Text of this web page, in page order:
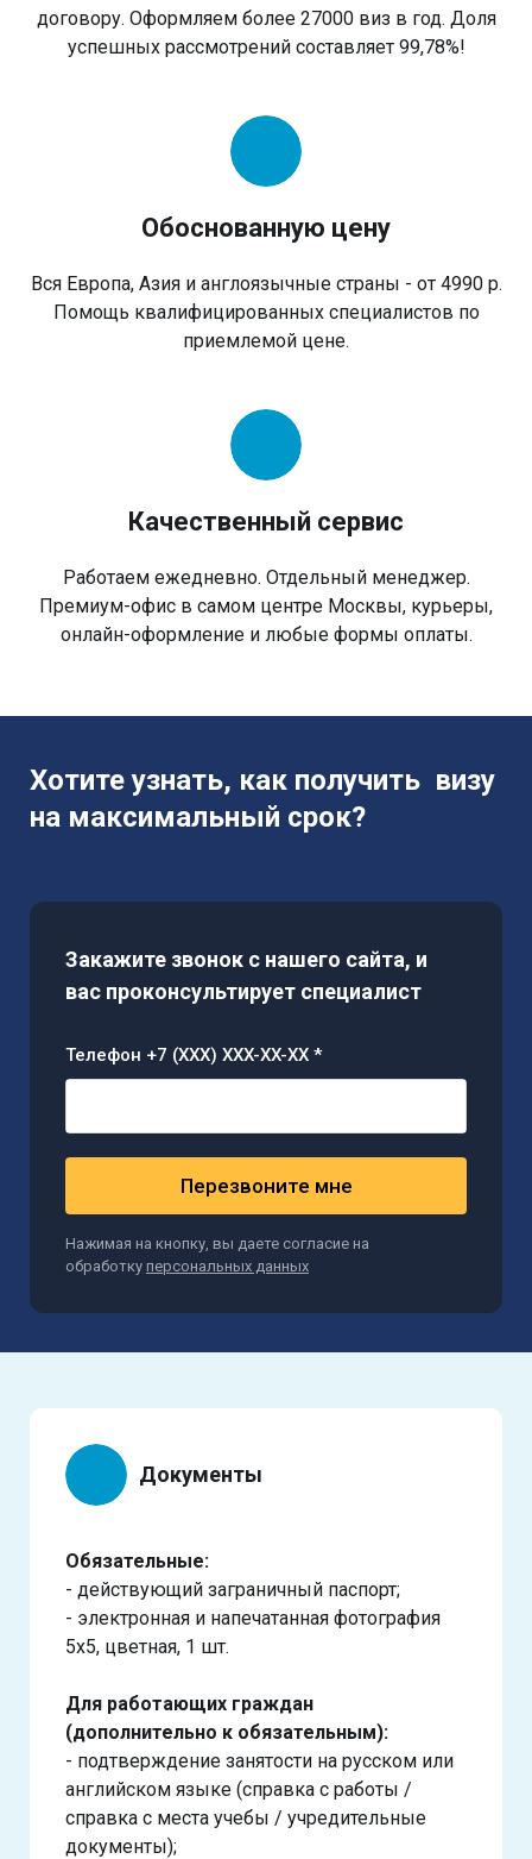
договору. Оформляем более 27000 виз в год. Доля
успешных рассмотрений составляет 99,78%!
Обоснованную цену
Вся Европа, Азия и англоязычные страны - от 4990 р.
Помощь квалифицированных специалистов по
приемлемой цене.
Качественный сервис
Работаем ежедневно. Отдельный менеджер.
Премиум-офис в самом центре Москвы, курьеры,
онлайн-оформление и любые формы оплаты.
Хотите узнать, как получить визу
на максимальный срок?
Закажите звонок с нашего сайта, и
вас проконсультирует специалист
Телефон +7 (XXX) XXX-XX-XX *
Перезвоните мне
Нажимая на кнопку, вы даете согласие на
обработку персональных данных
Документы
Обязательные:
- действующий заграничный паспорт;
- электронная и напечатанная фотография
5х5, цветная, 1 шт.
Для работающих граждан
(дополнительно к обязательным):
- подтверждение занятости на русском или
английском языке (справка с работы /
справка с места учебы / учредительные
документы);